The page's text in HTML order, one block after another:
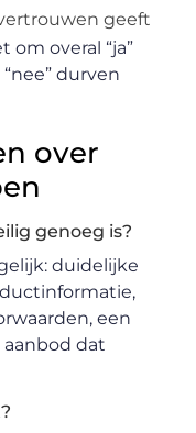
geeft
om overal “ja”
durven
over
genoeg is?
duidelijke
een
dat